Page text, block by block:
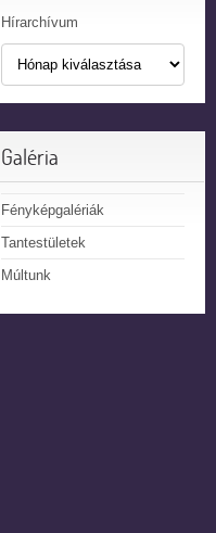
Hírarchívum
Galéria
Fényképgalériák
Tantestületek
Múltunk